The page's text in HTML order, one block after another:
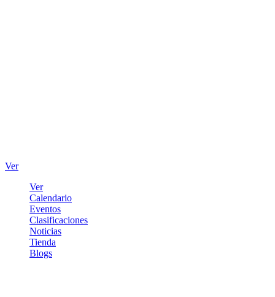
Ver
Ver
Calendario
Eventos
Clasificaciones
Noticias
Tienda
Blogs